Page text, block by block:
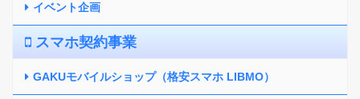
イベント企画
スマホ契約事業
GAKUモバイルショップ（格安スマホ LIBMO）